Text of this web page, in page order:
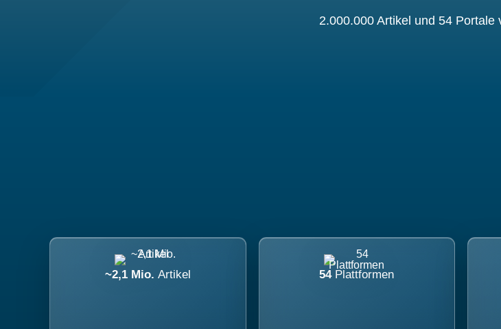
2.000.000 Artikel und 54 Portale
~2,1 Mio. Artikel 54 Plattformen